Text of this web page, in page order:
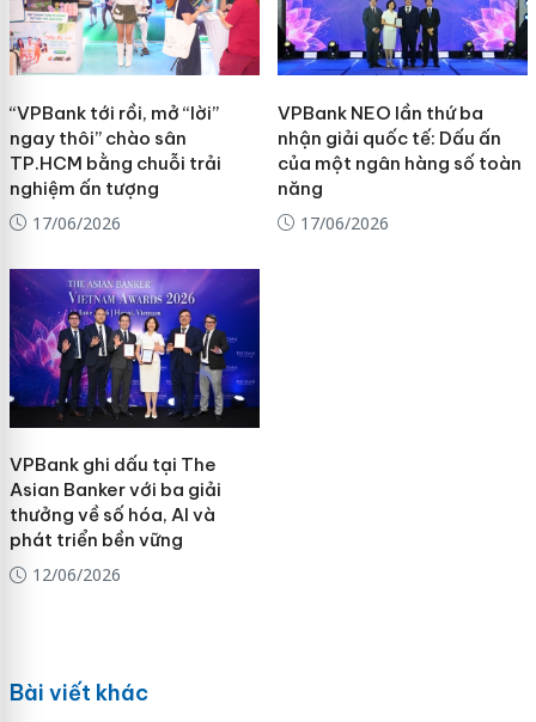
“VPBank tới rồi, mở “lời”
ngay thôi” chào sân
TP.HCM bằng chuỗi trải
nghiệm ấn tượng
17/06/2026
VPBank NEO lần thứ ba
nhận giải quốc tế: Dấu ấn
của một ngân hàng số toàn
năng
17/06/2026
VPBank ghi dấu tại The
Asian Banker với ba giải
thưởng về số hóa, AI và
phát triển bền vững
12/06/2026
Bài viết khác